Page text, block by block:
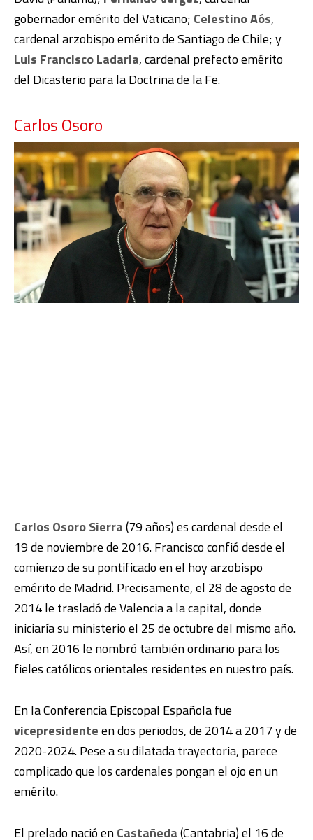
gobernador emérito del Vaticano; Celestino Aós,
cardenal arzobispo emérito de Santiago de Chile; y
Luis Francisco Ladaria, cardenal prefecto emérito
del Dicasterio para la Doctrina de la Fe.
Carlos Osoro
Carlos Osoro Sierra(79 años) es cardenal desde el
19 de noviembre de 2016. Francisco confió desde el
comienzo de su pontificado en el hoy arzobispo
emérito de Madrid. Precisamente, el 28 de agosto de
2014 le trasladó de Valencia a la capital, donde
iniciaría su ministerio el 25 de octubre del mismo año.
Así, en 2016 le nombró también ordinario para los
fieles católicos orientales residentes en nuestro país.
En la Conferencia Episcopal Española fue
vicepresidenteen dos periodos, de 2014 a 2017 y de
2020-2024. Pese a su dilatada trayectoria, parece
complicado que los cardenales pongan el ojo en un
emérito.
El prelado nació enCastañeda(Cantabria) el 16 de